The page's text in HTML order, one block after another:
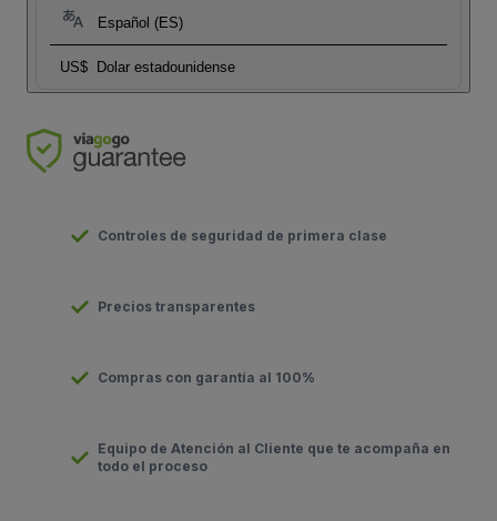
Español (ES)
US$ Dolar estadounidense
Controles de seguridad de primera clase
Precios transparentes
Compras con garantía al 100%
Equipo de Atención al Cliente que te acompaña en
todo el proceso